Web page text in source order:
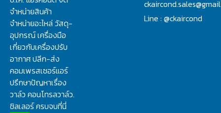
จำหน่ายสินค้า
จำหน่ายอะไหล่ วัสดุ-
อุปกรณ์ เครื่องมือ
เกี่ยวกับเครื่องปรับ
อากาศ ปลีก-ส่ง
คอมเพรสเซอร์แอร์
ปรึกษาปัญหาเรื่อง
วาล์ว คอนโทรลวาล์ว.
ชิลเลอร์ ครบจบที่นี่
Line : @ckaircond